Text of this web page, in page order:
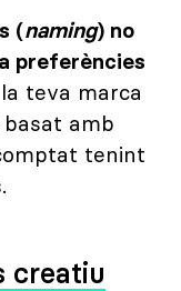
(naming) no
preferències
teva marca
basat amb
tenint
creatiu